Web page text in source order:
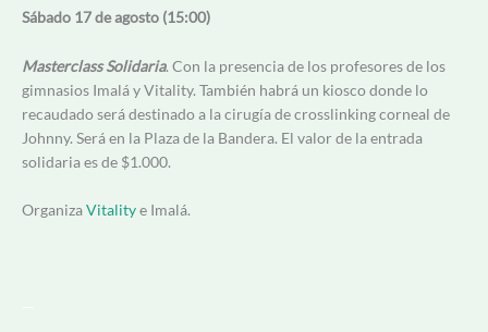
Sábado 17 de agosto (15:00)
Masterclass Solidaria. Con la presencia de los profesores de los
gimnasios Imalá y Vitality. También habrá un kiosco donde lo
recaudado será destinado a la cirugía de crosslinking corneal de
Johnny. Será en la Plaza de la Bandera. El valor de la entrada
solidaria es de $1.000.
OrganizaVitalitye Imalá.